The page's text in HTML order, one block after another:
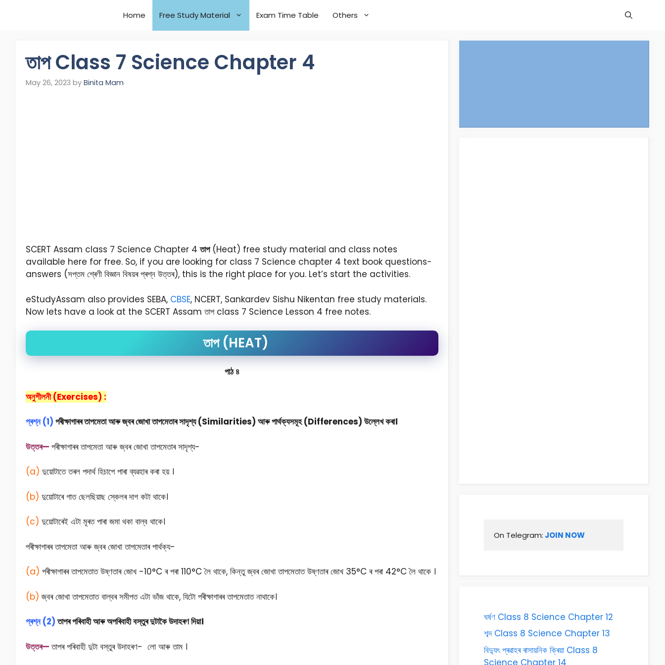
Home Free Study Material Exam Time Table Others
তাপ Class 7 Science Chapter 4
May 26, 2023 by Binita Mam
SCERT Assam class 7 Science Chapter 4তাপ(Heat) free study material and class notes
available here for free. So, if you are looking for class 7 Science chapter 4 text book questions-
answers (সপ্তম শ্ৰেণী বিজ্ঞান বিষয়ৰ প্ৰশ্ন উত্তৰ), this is the right place for you. Let’s start the activities.
eStudyAssam also provides SEBA, CBSE, NCERT, Sankardev Sishu Nikentan free study materials.
Now lets have a look at the SCERT Assam তাপ class 7 Science Lesson 4 free notes.
তাপ (HEAT)
পাঠ ৪
অনুশীলনী (Exercises) :
প্ৰশ্ন (1) পৰীক্ষাগাৰৰ তাপমেতা আৰু জ্বৰ জোখা তাপমেতাৰ সাদৃশ্য (Similarities) আৰু পার্থক্যসমূহ (Differences) উল্লেখ কৰা।
উত্তৰ— পৰীক্ষাগাৰৰ তাপমেতা আৰু জ্বৰ জোখা তাপমেতাৰ সাদৃশ্য-
(a) দুয়ােটাতে তৰল পদার্থ হিচাপে পাৰা ব্যৱহাৰ কৰা হয় ।
(b) দুয়োটাৰে গাত ছেলছিয়াছ স্কেলৰ দাগ কটা থাকে।
(c) দুয়োটাৰেই এটা মূৰত পাৰা জমা থকা বাল্ব থাকে।
পৰীক্ষাগাৰৰ তাপমেতা আৰু জ্বৰ জোখা তাপমেতাৰ পার্থক্য-
(a) পৰীক্ষাগাৰৰ তাপমেতাত উষ্ণতাৰ জোখ -10°C ৰ পৰা 110°C লৈ থাকে, কিন্তু জ্বৰ জোখা তাপমেতাত উষ্ণতাৰ জোখ 35°C ৰ পৰা 42°C লৈ থাকে ।
(b) জ্বৰ জোখা তাপমেতাত বাল্বৰ সমীপত এটা ভাঁজ থাকে, যিটো পৰীক্ষাগাৰৰ তাপমেতাত নাথাকে।
প্ৰশ্ন (2)তাপৰ পৰিবাহী আৰু অপৰিবাহী বস্তুৰ দুটাকৈ উদাহৰণ দিয়া।
উত্তৰ—তাপৰ পৰিবাহী দুটা বস্তুৰ উদাহৰণ- লাে আৰু তাম ।
On Telegram: JOIN NOW
ঘৰ্ষণ Class 8 Science Chapter 12
শব্দ Class 8 Science Chapter 13
বিদ্যুৎ প্ৰৱাহৰ ৰাসায়নিক ক্ৰিয়া Class 8
Science Chapter 14